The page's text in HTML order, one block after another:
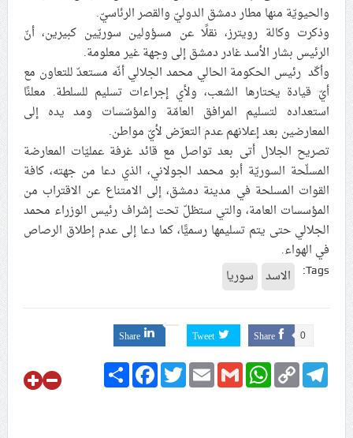
علماء البحرين: طلب الترخيص والإجازة من السلطة في
ممارسة الشعائر الحسينيّة هو في حقيقته محاربة لقضيّة
الإمام الحسين «ع»
لجنة مراسم الوداع والتشييع ومواراة الجثمان للإمام الشهيد
السيّد علي الحسيني الخامنئي تنشر تفاصيل التشييع في
إيران والعراق
والحيويّة منها مطار دمشق الدوليّ والقصر الرئاسيّ.
وذكرت وكالة رويترز، نقلًا عن مسؤولين سوريّين كبيرين، أنّ
الرئيس بشار الأسد غادر دمشق إلى وجهة غير معلومة.
وأكّد رئيس الحكومة الحالي محمد الجلالي أنّه مستعدّ للتعاون مع
أيّ قيادة يختارها الشعب، ولأي إجراءات تسليم للسلطة. معلنًا
استعداده لتسليم المرافق العامّة والمؤسّسات ومد يده إلى
المعارضين بعد إعلانهم عدم التعرّض لأيّ مواطن.
تصريح الجلال أتى بعد تواصل مع قائد غرفة عمليّات المعارضة
المسلّحة السوريّة أبو محمد الجولاني، الذي دعا من جهته، كافة
القوات المسلحة في مدينة دمشق، إلی الامتناع عن الاقتراب من
المؤسسات العامة، والتي ستظلّ تحت إشراف رئيس الوزراء محمد
الجلالي حتى يتم تسليمها رسميًّا، كما دعا إلى عدم إطلاق الرصاص
في الهواء.
Tags: الاسد سوريا
Share 0
Tweet
Share
ShareFacebookTwitterEmailGmail
WhatsApp Copy
Link
Telegram